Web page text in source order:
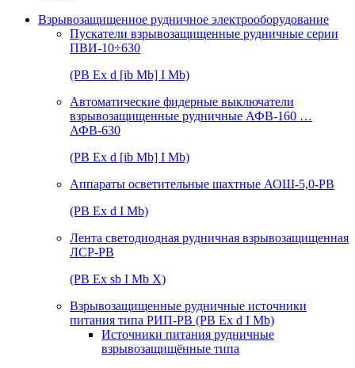
Взрывозащищенное рудничное электрооборудование
Пускатели взрывозащищенные рудничные серии
ПВИ-10÷630
(РВ Ex d [ib Mb] I Mb)
Автоматические фидерные выключатели
взрывозащищенные рудничные АФВ-160 …
АФВ-630
(РВ Ex d [ib Mb] I Mb)
Аппараты осветительные шахтные АОШ-5,0-РВ
(РВ Ex d I Mb)
Лента светодиодная рудничная взрывозащищенная
ЛСР-РВ
(РВ Ex sb I Mb Х)
Взрывозащищенные рудничные источники
питания типа РИП-РВ (РВ Ex d I Mb)
Источники питания рудничные
взрывозащищённые типа